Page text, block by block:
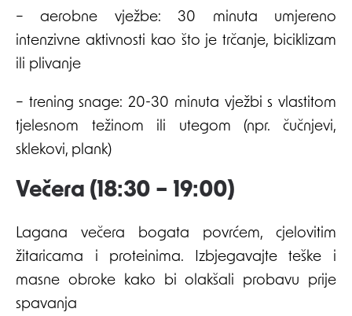
– aerobne vježbe: 30 minuta umjereno
intenzivne aktivnosti kao što je trčanje, biciklizam
ili plivanje
– trening snage: 20-30 minuta vježbi s vlastitom
tjelesnom težinom ili utegom (npr. čučnjevi,
sklekovi, plank)
Večera (18:30 – 19:00)
Lagana večera bogata povrćem, cjelovitim
žitaricama i proteinima. Izbjegavajte teške i
masne obroke kako bi olakšali probavu prije
spavanja